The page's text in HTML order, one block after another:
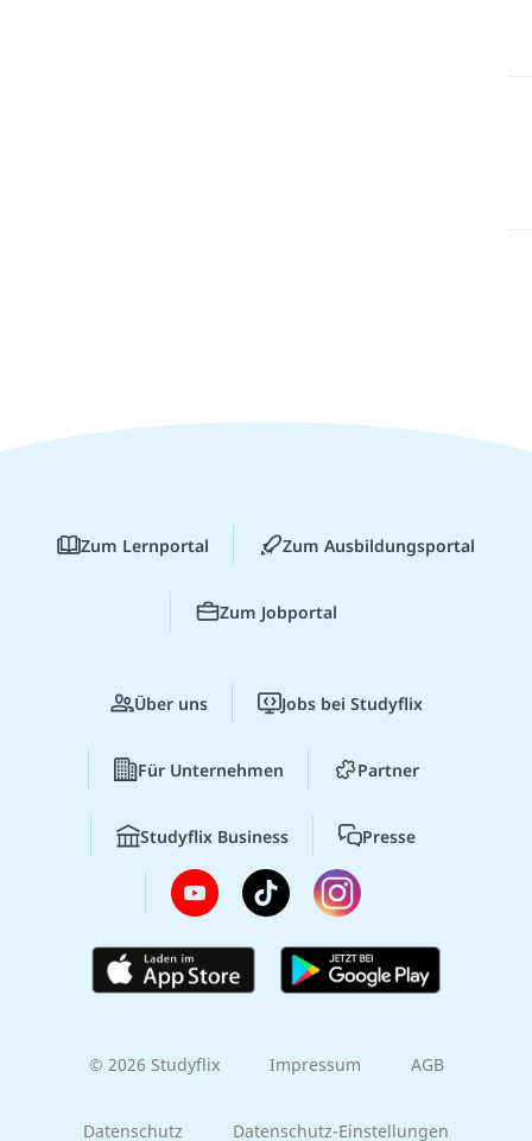
Zum Lernportal Zum Ausbildungsportal
Zum Jobportal
Über uns Jobs bei Studyflix
Für Unternehmen Partner
Studyflix Business Presse
© 2026 Studyflix Impressum AGB
Datenschutz Datenschutz-Einstellungen